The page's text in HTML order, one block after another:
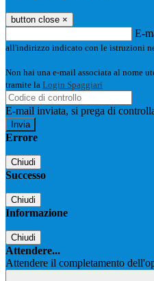
button close ×
E-
all'indirizzo indicato con le istruzioni
Non hai una e-mail associata al nome
tramite la Login Spaggiari
E-mail inviata, si prega di
Errore
Chiudi
Successo
Chiudi
Informazione
Chiudi
Attendere...
Attendere il completamento